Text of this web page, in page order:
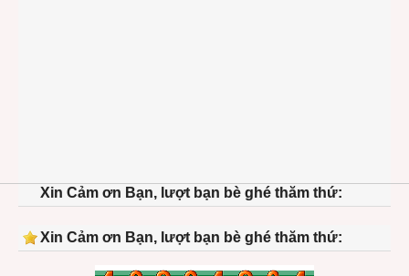
Xin Cảm ơn Bạn, lượt bạn bè ghé thăm thứ:
Xin Cảm ơn Bạn, lượt bạn bè ghé thăm thứ: